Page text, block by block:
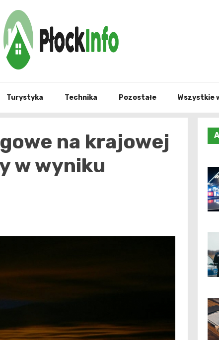
Turystyka Technika Pozostałe Wszystkie
na krajowej
w wyniku